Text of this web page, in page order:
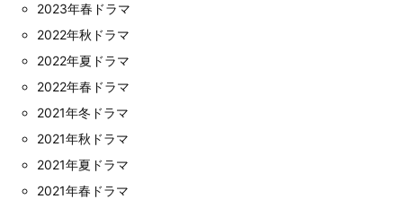
2023年春ドラマ
2022年秋ドラマ
2022年夏ドラマ
2022年春ドラマ
2021年冬ドラマ
2021年秋ドラマ
2021年夏ドラマ
2021年春ドラマ